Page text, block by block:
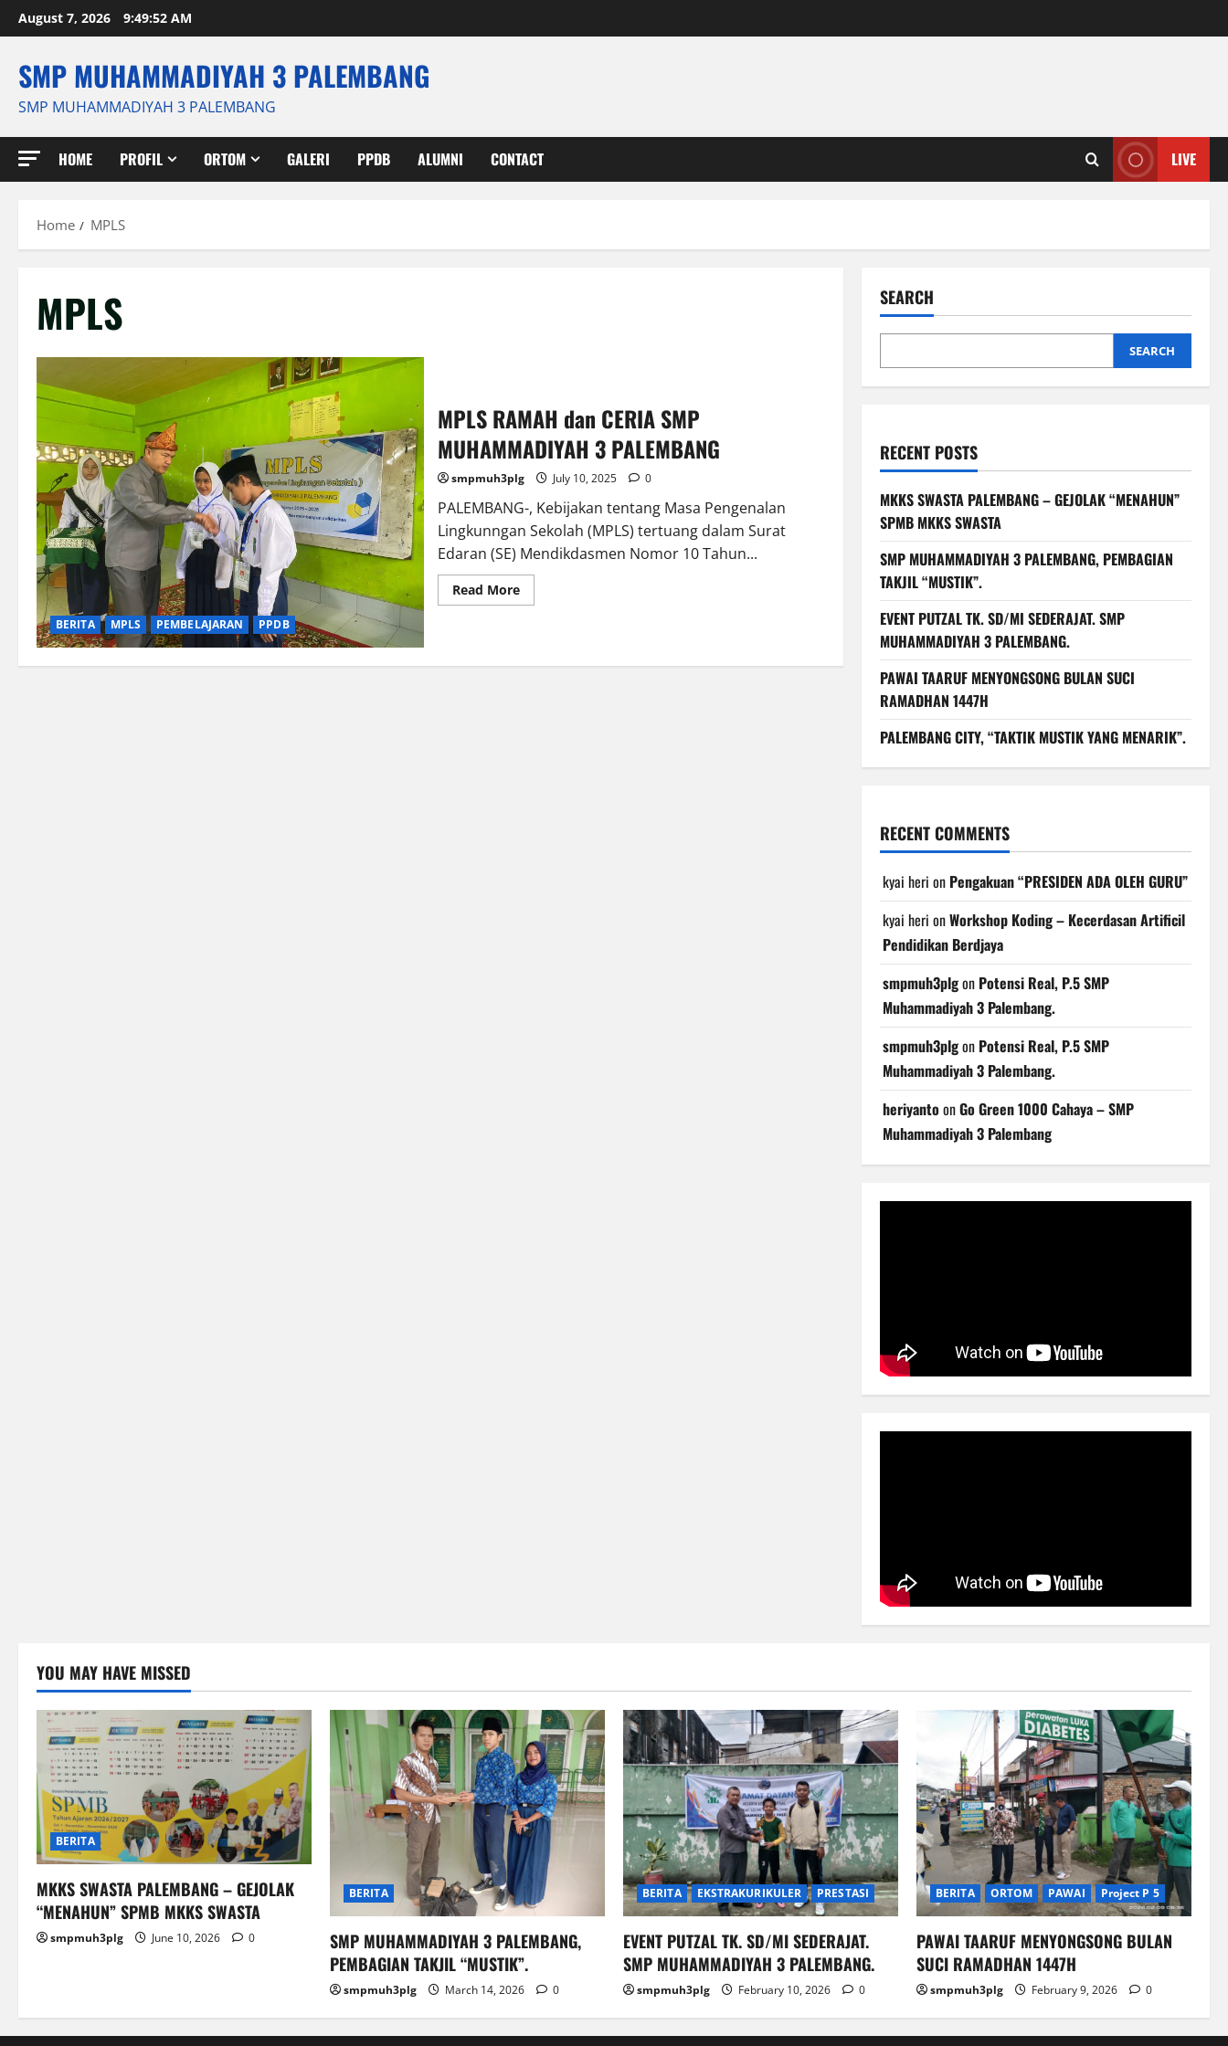
Skip
to
August 7, 2026 9:49:52 AM
SMP MUHAMMADIYAH 3 PALEMBANG
SMP MUHAMMADIYAH 3 PALEMBANG
HOME PROFIL ORTOM GALERI PPDB ALUMNI CONTACT LIVE
Home MPLS
MPLS
BERITA MPLS PEMBELAJARAN PPDB
MPLS RAMAH dan CERIA SMP
MUHAMMADIYAH 3 PALEMBANG
smpmuh3plg July 10, 2025 0
PALEMBANG-, Kebijakan tentang Masa Pengenalan
Lingkunngan Sekolah (MPLS) tertuang dalam Surat
Edaran (SE) Mendikdasmen Nomor 10 Tahun...
Read MoreRead
more
CERIA
SEARCH
SEARCH
RECENT POSTS
MKKS SWASTA PALEMBANG – GEJOLAK “MENAHUN”
SPMB MKKS SWASTA
SMP MUHAMMADIYAH 3 PALEMBANG, PEMBAGIAN
TAKJIL “MUSTIK”.
EVENT PUTZAL TK. SD/MI SEDERAJAT. SMP
MUHAMMADIYAH 3 PALEMBANG.
PAWAI TAARUF MENYONGSONG BULAN SUCI
RAMADHAN 1447H
PALEMBANG CITY, “TAKTIK MUSTIK YANG MENARIK”.
RECENT COMMENTS
kyai heri on Pengakuan “PRESIDEN ADA OLEH GURU”
kyai heri onWorkshop Koding – Kecerdasan Artificil
Pendidikan Berdjaya
smpmuh3plgon Potensi Real, P.5 SMP
Muhammadiyah 3 Palembang.
smpmuh3plgon Potensi Real, P.5 SMP
Muhammadiyah 3 Palembang.
heriyantoonGo Green 1000 Cahaya – SMP
Muhammadiyah 3 Palembang
YOU MAY HAVE MISSED
BERITA
MKKS SWASTA PALEMBANG – GEJOLAK
“MENAHUN” SPMB MKKS SWASTA
smpmuh3plg June 10, 2026 0
BERITA
SMP MUHAMMADIYAH 3 PALEMBANG,
PEMBAGIAN TAKJIL “MUSTIK”.
smpmuh3plg March 14, 2026 0
BERITA EKSTRAKURIKULER PRESTASI
EVENT PUTZAL TK. SD/MI SEDERAJAT.
SMP MUHAMMADIYAH 3 PALEMBANG.
smpmuh3plg February 10, 2026 0
BERITA ORTOM PAWAI Project P 5
PAWAI TAARUF MENYONGSONG BULAN
SUCI RAMADHAN 1447H
smpmuh3plg February 9, 2026 0